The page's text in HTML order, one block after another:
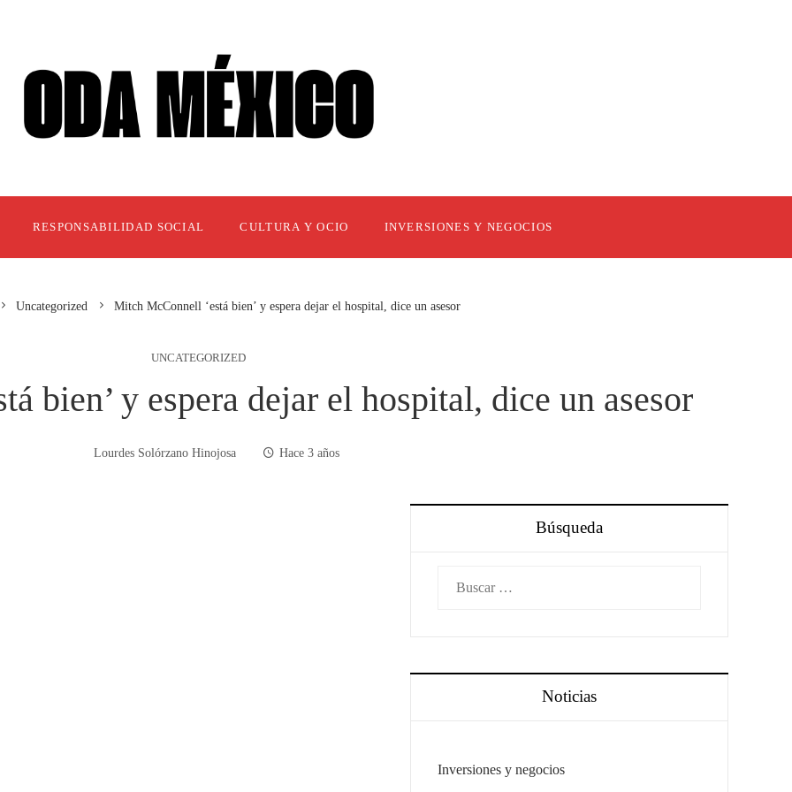
RESPONSABILIDAD SOCIAL CULTURA Y OCIO INVERSIONES Y NEGOCIOS
Uncategorized Mitch McConnell ‘está bien’ y espera dejar el hospital, dice un asesor
UNCATEGORIZED
bien’ y espera dejar el hospital, dice un asesor
Lourdes Solórzano Hinojosa Hace 3 años
Búsqueda
Noticias
Inversiones y negocios